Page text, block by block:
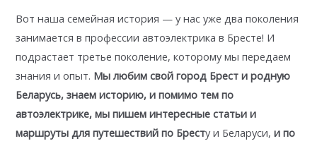
Вот наша семейная история — у нас уже два поколения
занимается в профессии автоэлектрика в Бресте! И
подрастает третье поколение, которому мы передаем
знания и опыт. Мы любим свой город Брест и родную
Беларусь, знаем историю, и помимо тем по
автоэлектрике, мы пишем интересные статьи и
маршруты для путешествий по Бресту и Беларуси,и по